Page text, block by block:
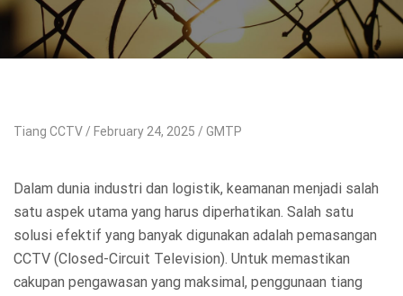
Tiang CCTV February 24, 2025 GMTP
Dalam dunia industri dan logistik, keamanan menjadi salah
satu aspek utama yang harus diperhatikan. Salah satu
solusi efektif yang banyak digunakan adalah pemasangan
CCTV (Closed-Circuit Television). Untuk memastikan
cakupan pengawasan yang maksimal, penggunaan tiang